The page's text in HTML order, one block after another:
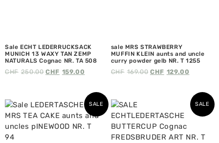
Sale ECHT LEDERRUCKSACK
MUNICH 13 WAXY TAN ZEMP
NATURALS Cognac NR. TA 508
CHF 250.00 CHF 159.00
sale MRS STRAWBERRY
MUFFIN KLEIN aunts and uncle
curry powder gelb NR. T 1255
CHF 169.00 CHF 129.00
SALE SALE